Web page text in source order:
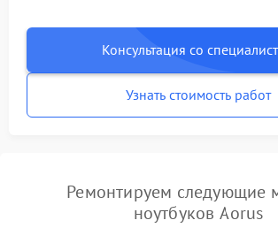
Консультация со
Узнать стоимость работ
Ремонтируем следующие
ноутбуков Aorus